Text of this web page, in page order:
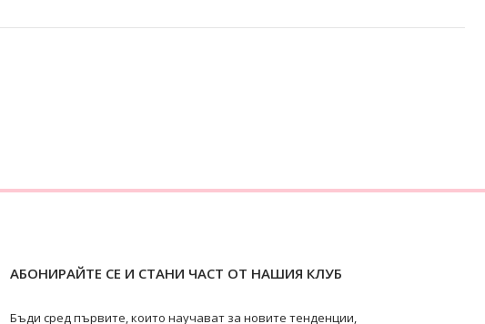
АБОНИРАЙТЕ СЕ И СТАНИ ЧАСТ ОТ НАШИЯ КЛУБ
Бъди сред първите, които научават за новите тенденции,